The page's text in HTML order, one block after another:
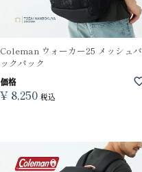
Coleman ウォーカー25 メッシュバ
ックパック
価格
¥ 8,250 税込